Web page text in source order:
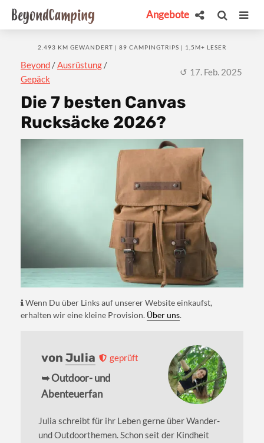
Angebote
Beyond /Ausrüstung /
Gepäck
2.493 KM GEWANDERT | 89 CAMPINGTRIPS | 1,5M+ LESER
17. Feb. 2025
Die 7 besten Canvas
Rucksäcke 2026?
Wenn Du über Links auf unserer Website einkaufst,
erhalten wir eine kleine Provision. Über uns.
vonJulia geprüft
➥ Outdoor- und
Abenteuerfan
Julia schreibt für ihr Leben gerne über Wander-
und Outdoorthemen. Schon seit der Kindheit